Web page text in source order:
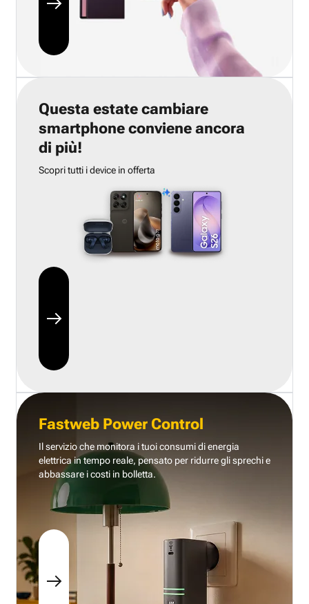
Questa estate cambiare
smartphone conviene ancora
di più!
Scopri tutti i device in offerta
Fastweb Power Control
Il servizio che monitora i tuoi consumi di energia
elettrica in tempo reale, pensato per ridurre gli sprechi e
abbassare i costi in bolletta.